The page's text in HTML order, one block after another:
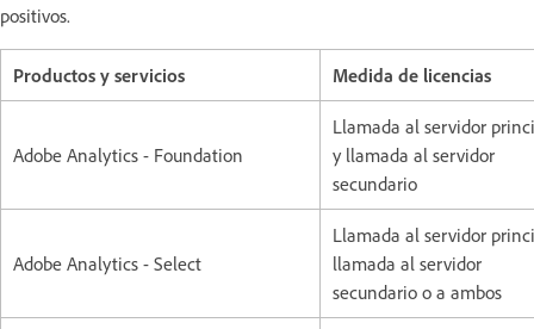
positivos.
Productos y servicios Medida de licencias
Adobe Analytics - Foundation
Llamada al servidor
y llamada al servidor
secundario
Adobe Analytics - Select
Llamada al servidor
llamada al servidor
secundario o a ambos